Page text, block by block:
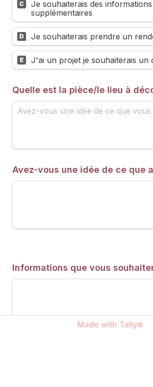
C
Je souhaiterais des informations
supplémentaires
D Je souhaiterais prendre un
E J'ai un projet je souhaiterais un
Quelle est la pièce/le lieu à
Avez-vous une idée de ce que
Informations que vous
Made with Tally